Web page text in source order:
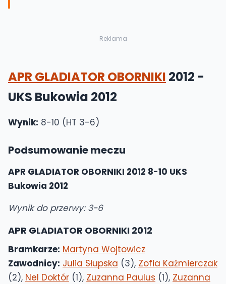
Reklama
APR GLADIATOR OBORNIKI 2012 -
UKS Bukowia 2012
Wynik: 8-10 (HT 3-6)
Podsumowanie meczu
APR GLADIATOR OBORNIKI 2012 8-10 UKS
Bukowia 2012
Wynik do przerwy: 3-6
APR GLADIATOR OBORNIKI 2012
Bramkarze: Martyna Wojtowicz
Zawodnicy: Julia Słupska (3), Zofia Kaźmierczak
(2), Nel Doktór (1), Zuzanna Paulus (1), Zuzanna